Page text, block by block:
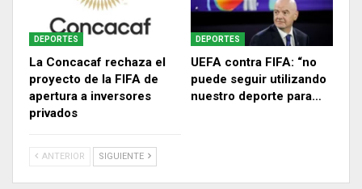
DEPORTES
La Concacaf rechaza el
proyecto de la FIFA de
apertura a inversores
privados
DEPORTES
UEFA contra FIFA: “no
puede seguir utilizando
nuestro deporte para…
ANTERIOR SIGUIENTE